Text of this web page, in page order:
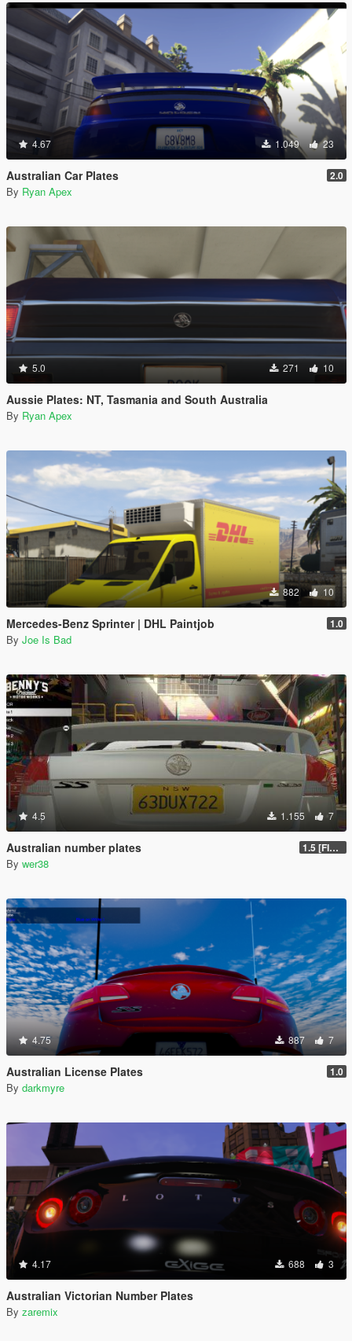
4.67 1.049 23
Australian Car Plates 2.0
By Ryan Apex
5.0 271 10
Aussie Plates: NT, Tasmania and South Australia
By Ryan Apex
882 10
Mercedes-Benz Sprinter | DHL Paintjob 1.0
By Joe Is Bad
4.5 1.155 7
Australian number plates 1.5 [FIXED]
By wer38
4.75 887 7
Australian License Plates 1.0
By darkmyre
4.17 688 3
Australian Victorian Number Plates
By zaremix